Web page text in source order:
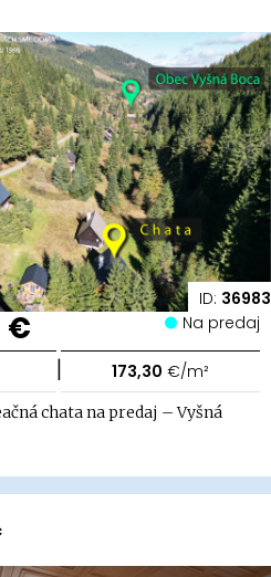
ID: 36983
€ Na predaj
| 173,30 €/m²
chata na predaj – Vyšná